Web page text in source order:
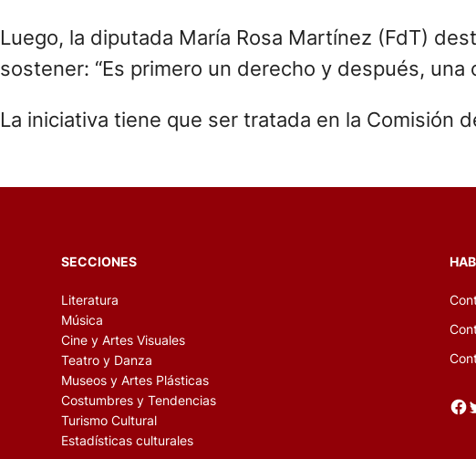
Luego, la diputada María Rosa Martínez (FdT)
sostener: “Es primero un derecho y después, una
La iniciativa tiene que ser tratada en la Comisión
SECCIONES
Literatura
Música
Cine y Artes Visuales
Teatro y Danza
Museos y Artes Plásticas
Costumbres y Tendencias
Turismo Cultural
Estadísticas culturales
Facebook Twitter